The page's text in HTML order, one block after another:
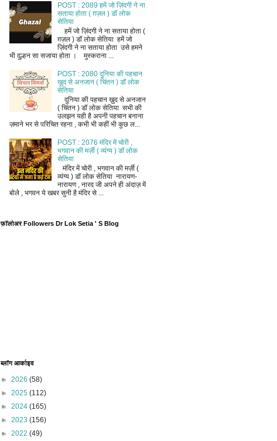
POST : 2089 हमें जो ज़िंदगी ने ना
सताया होता ( ग़ज़ल ) डॉ लोक
सेतिया
हमें जो ज़िंदगी ने ना सताया होता (
ग़ज़ल ) डॉ लोक सेतिया हमें जो
ज़िंदगी ने ना सताया होता उसे हमने
भी दुल्हन सा सजाया होता । मुस्कराना ...
POST : 2080 दुनिया की पहचान
ख़ुद से अनजान ( चिंतन ) डॉ लोक
सेतिया
दुनिया की पहचान ख़ुद से अनजान
( चिंतन ) डॉ लोक सेतिया सभी की
उलझन यही है अपनी पहचान बनाना
ज़माने भर से परिचित रहना , कभी भी कहीं भी कुछ ल...
POST : 2076 मंदिर में चोरी ,
भगवान की मर्ज़ी ( व्यंग्य ) डॉ लोक
सेतिया
मंदिर में चोरी , भगवान की मर्ज़ी (
व्यंग्य ) डॉ लोक सेतिया नारायण-
नारायण , नारद जी अपने ही अंदाज़ में
बोले , भगवन ये खबर सुनी है मंदिर से ...
फ़ॉलोअर Followers Dr Lok Setia ' S Blog
ब्लॉग आर्काइव
► 2026 (58)
► 2025 (112)
► 2024 (165)
► 2023 (156)
► 2022 (49)